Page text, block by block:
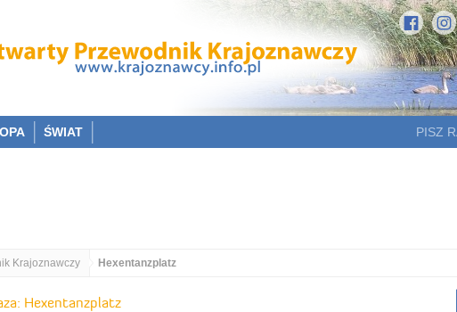
ŚWIAT PISZ
Krajoznawczy Hexentanzplatz
Hexentanzplatz